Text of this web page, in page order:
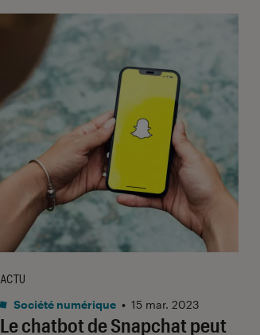
Le chatbot de Snapchat peut
ACTU
Société numérique • 15 mar. 2023